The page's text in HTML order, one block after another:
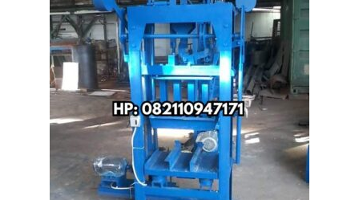
Sample Page